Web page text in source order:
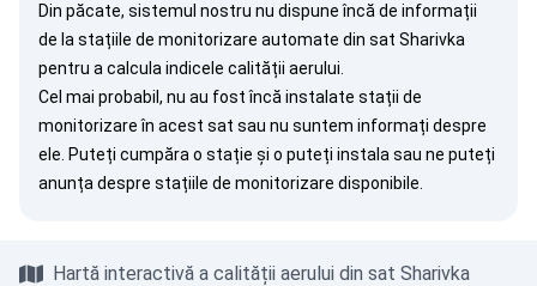
Din păcate, sistemul nostru nu dispune încă de informații
de la stațiile de monitorizare automate din sat Sharivka
pentru a calcula indicele calității aerului.
Cel mai probabil, nu au fost încă instalate stații de
monitorizare în acest sat sau nu suntem informați despre
ele. Puteți cumpăra o stație și o puteți instala sau ne puteți
anunța despre stațiile de monitorizare disponibile.
Hartă interactivă a calității aerului din sat Sharivka